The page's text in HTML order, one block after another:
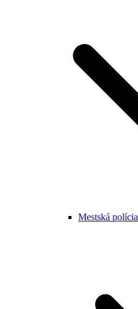
Mestská polícia